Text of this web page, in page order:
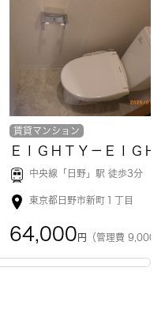
賃貸マンション
中央線「 日野 」駅 徒歩3分
東京都日野市新町１丁目
64,000 円 （管理費 9,000